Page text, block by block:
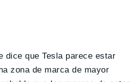
dice que Tesla parece estar
zona de marca de mayor